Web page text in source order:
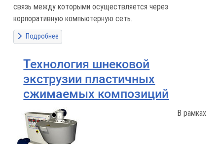
связь между которыми осуществляется через
корпоративную компьютерную сеть.
Подробнее
Технология шнековой
экструзии пластичных
сжимаемых композиций
В рамках